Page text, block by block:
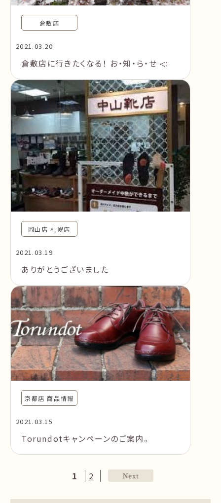
倉敷店
2021.03.20
倉敷店に行きたくなる！ お・知・ら・せ 📣
岡山店 札幌店
2021.03.19
ありがとうございました
京都店 商品情報
2021.03.15
Torundotキャンペーンのご案内。
1 2